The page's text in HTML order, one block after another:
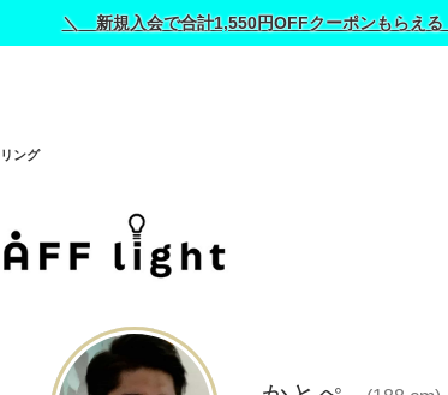
＼ 新規入会で合計1,550円OFFクーポンもらえ
ング